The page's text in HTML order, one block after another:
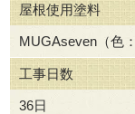
屋根使用塗料
MUGAseven（色
工事日数
36日